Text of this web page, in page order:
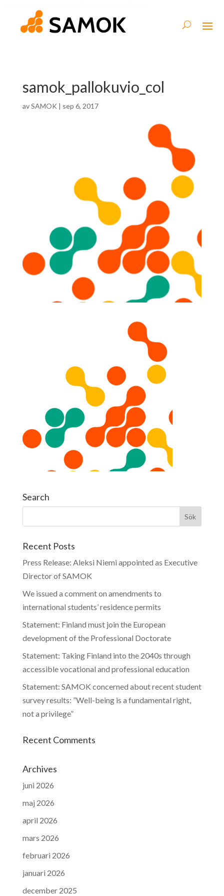
samok_pallokuvio_col
avSAMOK | sep 6, 2017
Search
Recent Posts
Press Release: Aleksi Niemi appointed as Executive
Director of SAMOK
We issued a comment on amendments to
international students’ residence permits
Statement: Finland must join the European
development of the Professional Doctorate
Statement: Taking Finland into the 2040s through
accessible vocational and professional education
Statement: SAMOK concerned about recent student
survey results: ”Well-being is a fundamental right,
not a privilege”
Recent Comments
Archives
juni 2026
maj 2026
april 2026
mars 2026
februari 2026
januari 2026
december 2025